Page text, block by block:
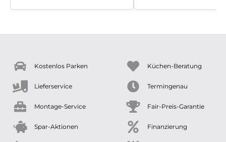
Kostenlos Parken Küchen-Beratung
Lieferservice Termingenau
Montage-Service Fair-Preis-Garantie
Spar-Aktionen Finanzierung